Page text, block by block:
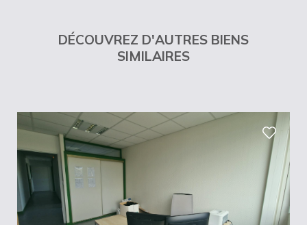
DÉCOUVREZ D'AUTRES BIENS
SIMILAIRES